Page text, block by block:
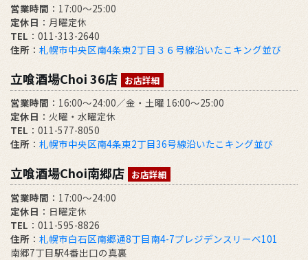
営業時間 ：17:00～25:00
定休日 ：月曜定休
TEL ：011-313-2640
住所 ： 札幌市中央区南4条東2丁目３６号線沿いたこキング並び
立喰酒場Choi 36店 お店詳細
営業時間 ：16:00～24:00／金・土曜 16:00～25:00
定休日 ：火曜・水曜定休
TEL ：011-577-8050
住所 ： 札幌市中央区南4条東2丁目36号線沿いたこキング並び
立喰酒場Choi南郷店 お店詳細
営業時間 ：17:00～24:00
定休日 ：日曜定休
TEL ：011-595-8826
住所 ： 札幌市白石区南郷通8丁目南4-7プレジデンスリーベ101
南郷7丁目駅4番出口の真裏